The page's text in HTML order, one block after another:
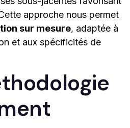
approche nous permet
sur mesure, adaptée à
et aux spécificités de